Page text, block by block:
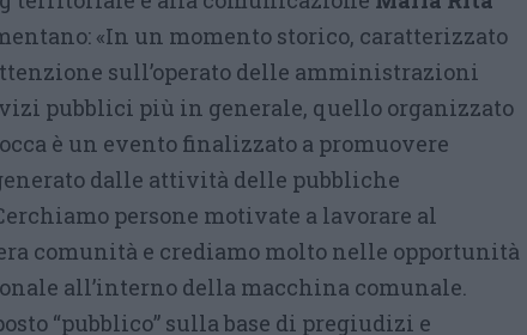
«In un momento storico, caratterizzato
sull’operato delle amministrazioni
pubblici più in generale, quello organizzato
è un evento finalizzato a promuovere
dalle attività delle pubbliche
persone motivate a lavorare al
comunità e crediamo molto nelle opportunità
all’interno della macchina comunale.
“pubblico” sulla base di pregiudizi e